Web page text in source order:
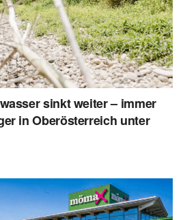
sinkt weiter – immer
in Oberösterreich unter